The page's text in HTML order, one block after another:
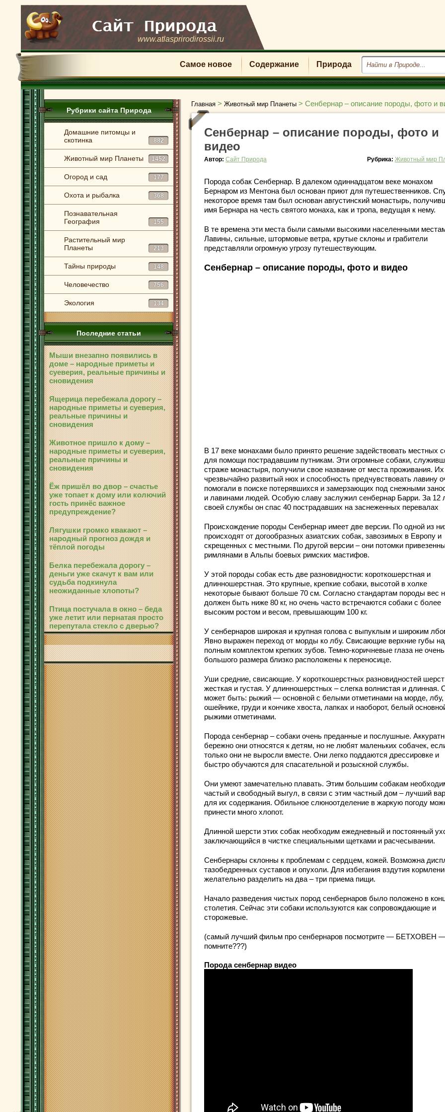
www.atlasprirodirossii.ru
Самое новое Содержание Природа
Рубрики сайта Природа
Домашние питомцы и
скотинка
882
Животный мир Планеты 1452
Огород и сад 177
Охота и рыбалка 368
Познавательная
География
155
Растительный мир
Планеты
213
Тайны природы 148
Человечество 756
Экология 134
Последние статьи
Мыши внезапно появились в
доме – народные приметы и
суеверия, реальные причины и
сновидения
Ящерица перебежала дорогу –
народные приметы и суеверия,
реальные причины и
сновидения
Животное пришло к дому –
народные приметы и суеверия,
реальные причины и
сновидения
Ёж пришёл во двор – счастье
уже топает к дому или колючий
гость принёс важное
предупреждение?
Лягушки громко квакают –
народный прогноз дождя и
тёплой погоды
Белка перебежала дорогу –
деньги уже скачут к вам или
судьба подкинула
неожиданные хлопоты?
Птица постучала в окно – беда
уже летит или пернатая просто
перепутала стекло с дверью?
Главная > Животный мир Планеты > Сенбернар – описание породы, фото и
Сенбернар – описание породы, фото и
видео
Автор: Сайт Природа Рубрика: Животный мир
Порода собак Сенбернар. В далеком одиннадцатом веке монахом
Бернаром из Ментона был основан приют для путешественников.
некоторое время там был основан августинский монастырь,
имя Бернара на честь святого монаха, как и тропа, ведущая к нему.
В те времена эти места были самыми высокими населенными
Лавины, сильные, штормовые ветра, крутые склоны и грабители
представляли огромную угрозу путешествующим.
Сенбернар – описание породы, фото и видео
В 17 веке монахами было принято решение задействовать местных
для помощи пострадавшим путникам. Эти огромные собаки,
страже монастыря, получили свое название от места проживания. Их
чрезвычайно развитый нюх и способность предчувствовать лавину
помогали в поиске потерявшихся и замерзающих под снежными
и лавинами людей. Особую славу заслужил сенбернар Барри. За 12
своей службы он спас 40 пострадавших на заснеженных перевалах
Происхождение породы Сенбернар имеет две версии. По одной из
происходят от догообразных азиатских собак, завозимых в Европу и
скрещенных с местными. По другой версии – они потомки
римлянами в Альпы боевых римских мастифов.
У этой породы собак есть две разновидности: короткошерстная и
длинношерстная. Это крупные, крепкие собаки, высотой в холке
некоторые бывают больше 70 см. Согласно стандартам породы вес
должен быть ниже 80 кг, но очень часто встречаются собаки с более
высоким ростом и весом, превышающим 100 кг.
У сенбернаров широкая и крупная голова с выпуклым и широким
Явно выражен переход от морды ко лбу. Свисающие верхние губы
полным комплектом крепких зубов. Темно-коричневые глаза не очень
большого размера близко расположены к переносице.
Уши средние, свисающие. У короткошерстных разновидностей
жесткая и густая. У длинношерстных – слегка волнистая и длинная.
может быть: рыжий — основной с белыми отметинами на морде, лбу,
ошейнике, груди и кончике хвоста, лапках и наоборот, белый
рыжими отметинами.
Порода сенбернар – собаки очень преданные и послушные.
бережно они относятся к детям, но не любят маленьких собачек,
только они не выросли вместе. Они легко поддаются дрессировке и
быстро обучаются для спасательной и розыскной службы.
Они умеют замечательно плавать. Этим большим собакам
частый и свободный выгул, в связи с этим частный дом – лучший
для их содержания. Обильное слюноотделение в жаркую погоду
принести много хлопот.
Длинной шерсти этих собак необходим ежедневный и постоянный
заключающийся в чистке специальными щетками и расчесывании.
Сенбернары склонны к проблемам с сердцем, кожей. Возможна
тазобедренных суставов и опухоли. Для избегания вздутия
желательно разделить на два – три приема пищи.
Начало разведения чистых пород сенбернаров было положено в
столетия. Сейчас эти собаки используются как сопровождающие и
сторожевые.
(самый лучший фильм про сенбернаров посмотрите — БЕТХОВЕН
помните???)
Порода сенбернар видео